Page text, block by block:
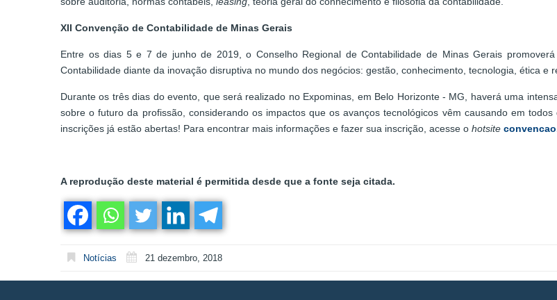
XII Convenção de Contabilidade de Minas Gerais
Entre os dias 5 e 7 de junho de 2019, o Conselho Regional de Contabilidade de Minas Gerais
Contabilidade diante da inovação disruptiva no mundo dos negócios: gestão, conhecimento, tecnologia, ética e
Durante os três dias do evento, que será realizado no Expominas, em Belo Horizonte - MG, haverá uma
sobre o futuro da profissão, considerando os impactos que os avanços tecnológicos vêm causando em
inscrições já estão abertas! Para encontrar mais informações e fazer sua inscrição, acesse o hotsite
A reprodução deste material é permitida desde que a fonte seja citada.
Notícias 21 dezembro, 2018